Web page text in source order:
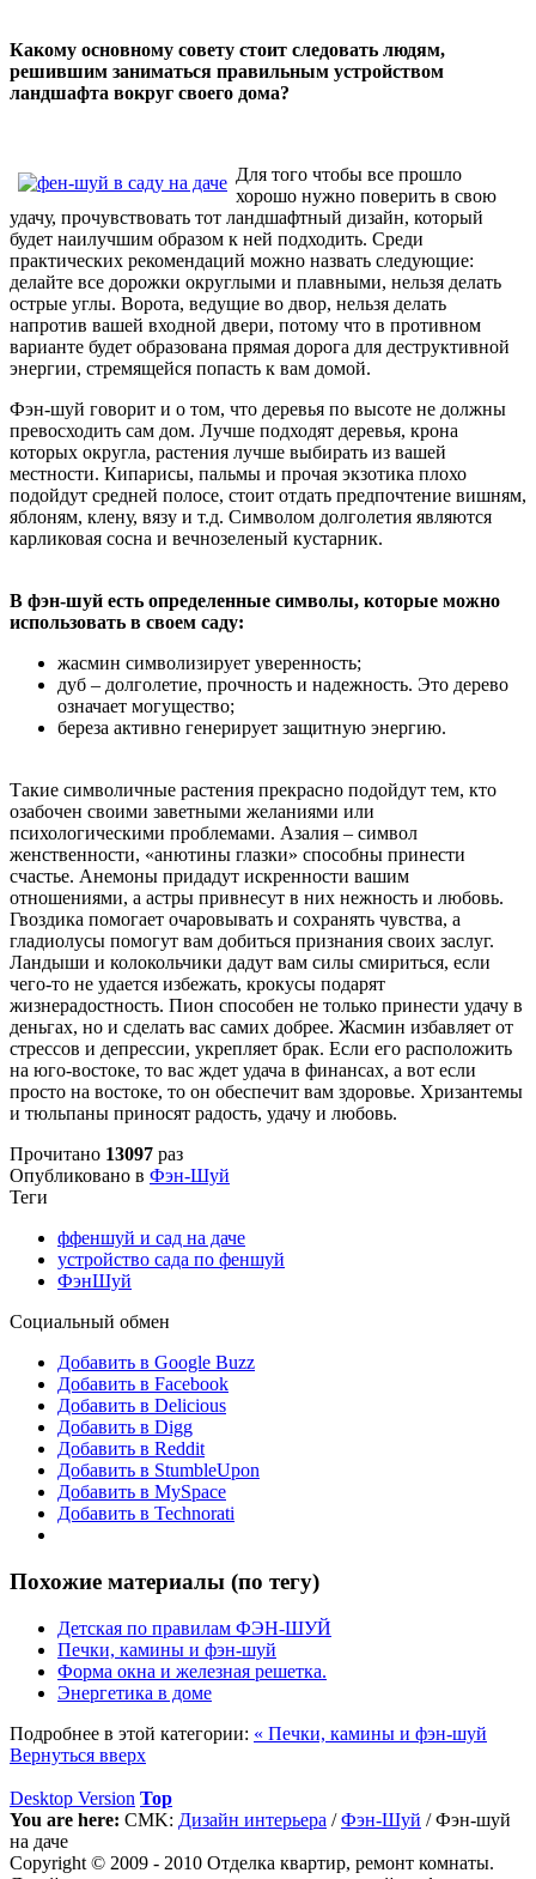
Какому основному совету стоит следовать людям,
решившим заниматься правильным устройством
ландшафта вокруг своего дома?
Для того чтобы все прошло
хорошо нужно поверить в свою
удачу, прочувствовать тот ландшафтный дизайн, который
будет наилучшим образом к ней подходить. Среди
практических рекомендаций можно назвать следующие:
делайте все дорожки округлыми и плавными, нельзя делать
острые углы. Ворота, ведущие во двор, нельзя делать
напротив вашей входной двери, потому что в противном
варианте будет образована прямая дорога для деструктивной
энергии, стремящейся попасть к вам домой.
Фэн-шуй говорит и о том, что деревья по высоте не должны
превосходить сам дом. Лучше подходят деревья, крона
которых округла, растения лучше выбирать из вашей
местности. Кипарисы, пальмы и прочая экзотика плохо
подойдут средней полосе, стоит отдать предпочтение вишням,
яблоням, клену, вязу и т.д. Символом долголетия являются
карликовая сосна и вечнозеленый кустарник.
В фэн-шуй есть определенные символы, которые можно
использовать в своем саду:
жасмин символизирует уверенность;
дуб – долголетие, прочность и надежность. Это дерево
означает могущество;
береза активно генерирует защитную энергию.
Такие символичные растения прекрасно подойдут тем, кто
озабочен своими заветными желаниями или
психологическими проблемами. Азалия – символ
женственности, «анютины глазки» способны принести
счастье. Анемоны придадут искренности вашим
отношениями, а астры привнесут в них нежность и любовь.
Гвоздика помогает очаровывать и сохранять чувства, а
гладиолусы помогут вам добиться признания своих заслуг.
Ландыши и колокольчики дадут вам силы смириться, если
чего-то не удается избежать, крокусы подарят
жизнерадостность. Пион способен не только принести удачу в
деньгах, но и сделать вас самих добрее. Жасмин избавляет от
стрессов и депрессии, укрепляет брак. Если его расположить
на юго-востоке, то вас ждет удача в финансах, а вот если
просто на востоке, то он обеспечит вам здоровье. Хризантемы
и тюльпаны приносят радость, удачу и любовь.
Прочитано 13097 раз
Опубликовано в Фэн-Шуй
Теги
ффеншуй и сад на даче
устройство сада по феншуй
ФэнШуй
Социальный обмен
Добавить в Google Buzz
Добавить в Facebook
Добавить в Delicious
Добавить в Digg
Добавить в Reddit
Добавить в StumbleUpon
Добавить в MySpace
Добавить в Technorati
Похожие материалы (по тегу)
Детская по правилам ФЭН-ШУЙ
Печки, камины и фэн-шуй
Форма окна и железная решетка.
Энергетика в доме
Подробнее в этой категории: « Печки, камины и фэн-шуй
Вернуться вверх
Desktop Version Top
You are here: CMK: Дизайн интерьера /Фэн-Шуй /Фэн-шуй
на даче
Copyright © 2009 - 2010 Отделка квартир, ремонт комнаты.